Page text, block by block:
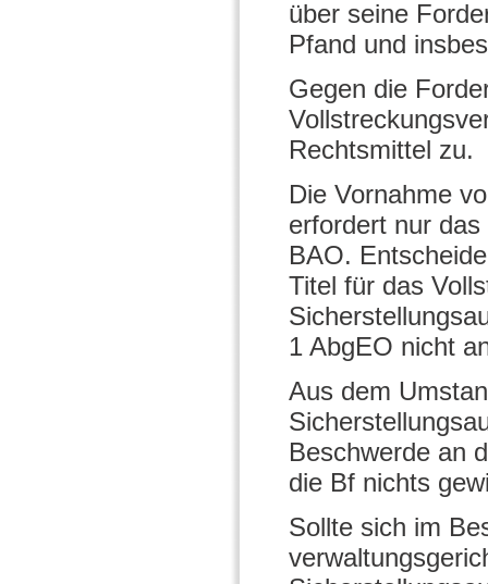
über seine
Pfand und
Gegen die
Rechtsmittel zu.
Die Vornahme
erfordert nur
BAO.
Titel für das
1 AbgEO nicht
Aus dem
Beschwerde an
die Bf nichts
Sollte sich im